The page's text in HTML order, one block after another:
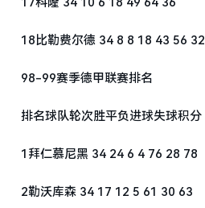
18比勒费尔德 34 8 8 18 43 56 32
98-99赛季德甲联赛排名
排名球队轮次胜平负进球失球积分
1拜仁慕尼黑 34 24 6 4 76 28 78
2勒沃库森 34 17 12 5 61 30 63